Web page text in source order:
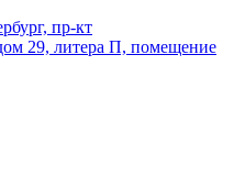
пр-кт
29, литера П, помещение